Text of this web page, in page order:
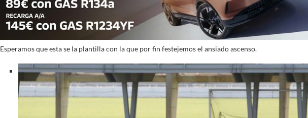
Esperamos que esta se la plantilla con la que por fin festejemos el ansiado ascenso.